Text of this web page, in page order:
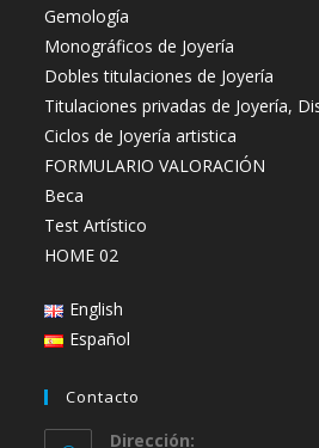
Gemología
Monográficos de Joyería
Dobles titulaciones de Joyería
Titulaciones privadas de Joyería,
Ciclos de Joyería artistica
FORMULARIO VALORACIÓN
Beca
Test Artístico
HOME 02
English
Español
Contacto
Dirección: